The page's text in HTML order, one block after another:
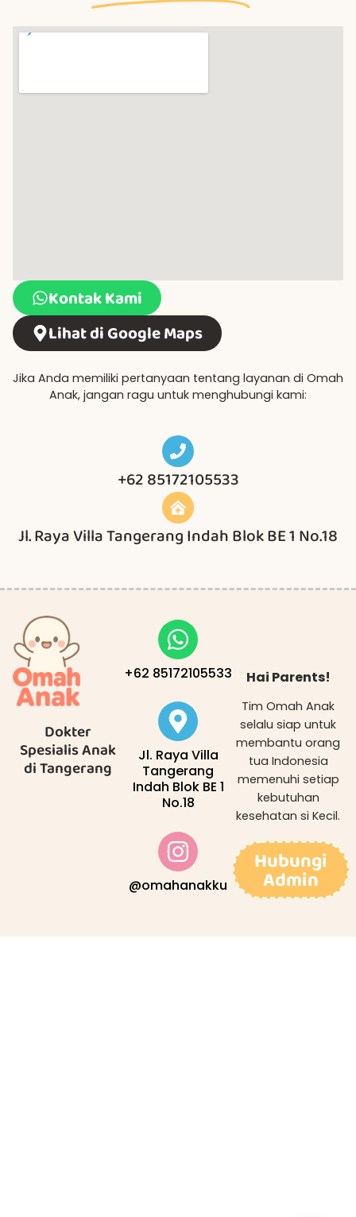
Kontak Kami
Lihat di Google Maps
Jika Anda memiliki pertanyaan tentang layanan di Omah
Anak, jangan ragu untuk menghubungi kami:
+62 85172105533
Jl. Raya Villa Tangerang Indah Blok BE 1 No.18
Dokter
Spesialis Anak
di Tangerang
+62 85172105533
Jl. Raya Villa
Tangerang
Indah Blok BE 1
No.18
@omahanakku
Hai Parents!
Tim Omah Anak
selalu siap untuk
membantu orang
tua Indonesia
memenuhi setiap
kebutuhan
kesehatan si Kecil.
Hubungi
Admin